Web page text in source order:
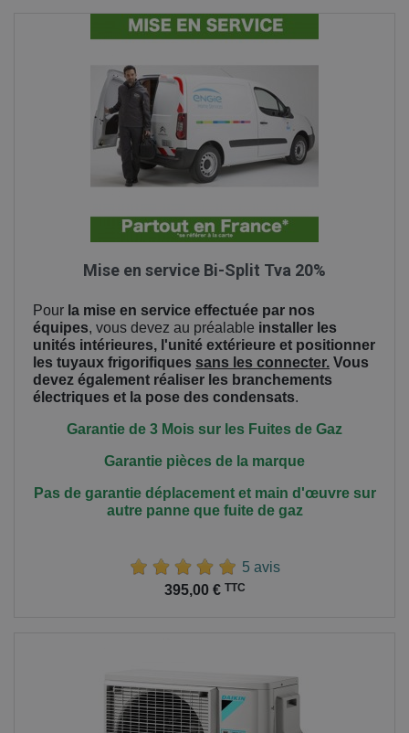
Mise en service Bi-Split Tva 20%
Pour la mise en service effectuée par nos
équipes, vous devez au préalable installer les
unités intérieures, l'unité extérieure et positionner
les tuyaux frigorifiques sans les connecter. Vous
devez également réaliser les branchements
électriques et la pose des condensats.
Garantie de 3 Mois sur les Fuites de Gaz
Garantie pièces de la marque
Pas de garantie déplacement et main d'œuvresur
autre panne que fuite de gaz
5 avis
395,00 € TTC